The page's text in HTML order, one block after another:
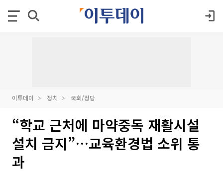
이투데이 정치 국회/정당
“학교 근처에 마약중독 재활시설
설치 금지”…교육환경법 소위 통
과